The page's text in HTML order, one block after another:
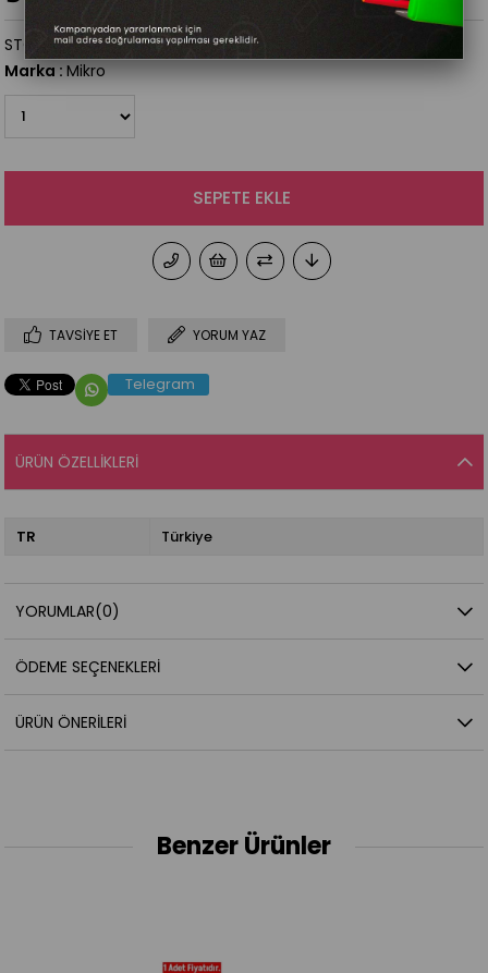
(585972)
STOK KODU
Marka:Mikro
TAVSIYE ET YORUM YAZ
Telegram
ÜRÜN ÖZELLIKLERI
TR Türkiye
YORUMLAR(0)
ÖDEME SEÇENEKLERI
ÜRÜN ÖNERILERI
Benzer Ürünler